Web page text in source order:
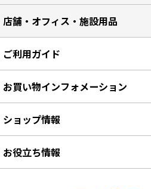
店舗・オフィス・施設用品
ご利用ガイド
お買い物インフォメーション
ショップ情報
お役立ち情報